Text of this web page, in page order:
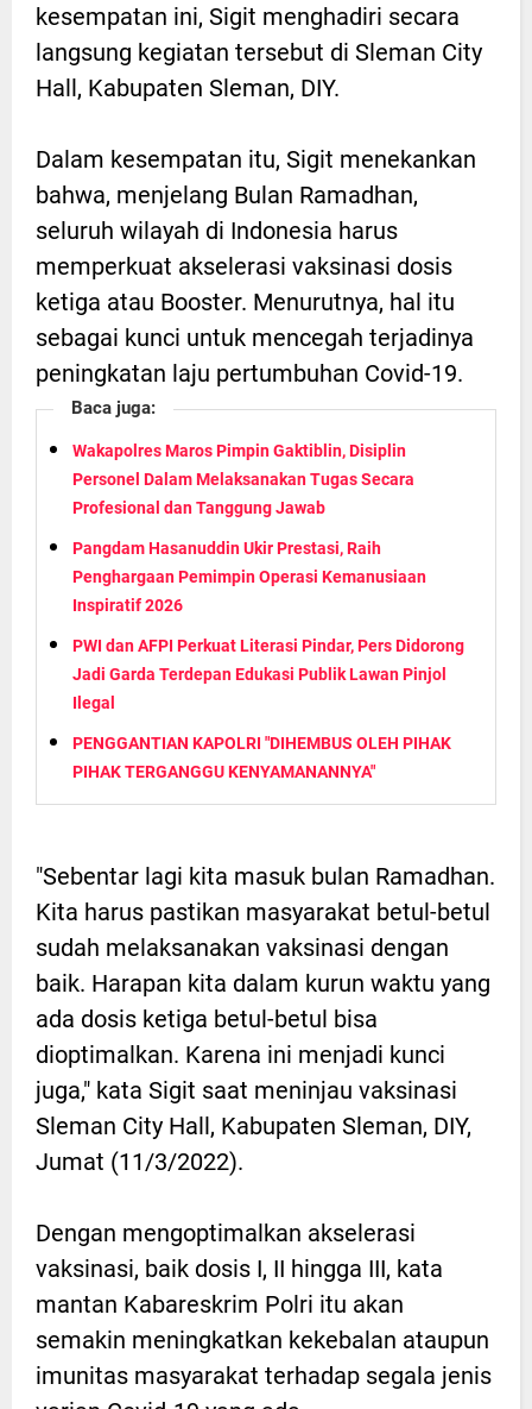
kesempatan ini, Sigit menghadiri secara
langsung kegiatan tersebut di Sleman City
Hall, Kabupaten Sleman, DIY.
Dalam kesempatan itu, Sigit menekankan
bahwa, menjelang Bulan Ramadhan,
seluruh wilayah di Indonesia harus
memperkuat akselerasi vaksinasi dosis
ketiga atau Booster. Menurutnya, hal itu
sebagai kunci untuk mencegah terjadinya
peningkatan laju pertumbuhan Covid-19.
Baca juga:
Wakapolres Maros Pimpin Gaktiblin, Disiplin
Personel Dalam Melaksanakan Tugas Secara
Profesional dan Tanggung Jawab
Pangdam Hasanuddin Ukir Prestasi, Raih
Penghargaan Pemimpin Operasi Kemanusiaan
Inspiratif 2026
PWI dan AFPI Perkuat Literasi Pindar, Pers Didorong
Jadi Garda Terdepan Edukasi Publik Lawan Pinjol
Ilegal
PENGGANTIAN KAPOLRI "DIHEMBUS OLEH PIHAK
PIHAK TERGANGGU KENYAMANANNYA"
"Sebentar lagi kita masuk bulan Ramadhan.
Kita harus pastikan masyarakat betul-betul
sudah melaksanakan vaksinasi dengan
baik. Harapan kita dalam kurun waktu yang
ada dosis ketiga betul-betul bisa
dioptimalkan. Karena ini menjadi kunci
juga," kata Sigit saat meninjau vaksinasi
Sleman City Hall, Kabupaten Sleman, DIY,
Jumat (11/3/2022).
Dengan mengoptimalkan akselerasi
vaksinasi, baik dosis I, II hingga III, kata
mantan Kabareskrim Polri itu akan
semakin meningkatkan kekebalan ataupun
imunitas masyarakat terhadap segala jenis